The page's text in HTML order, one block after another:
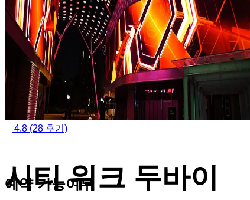
4.8 (28 후기)
시티 워크 두바이
예약 가능여부